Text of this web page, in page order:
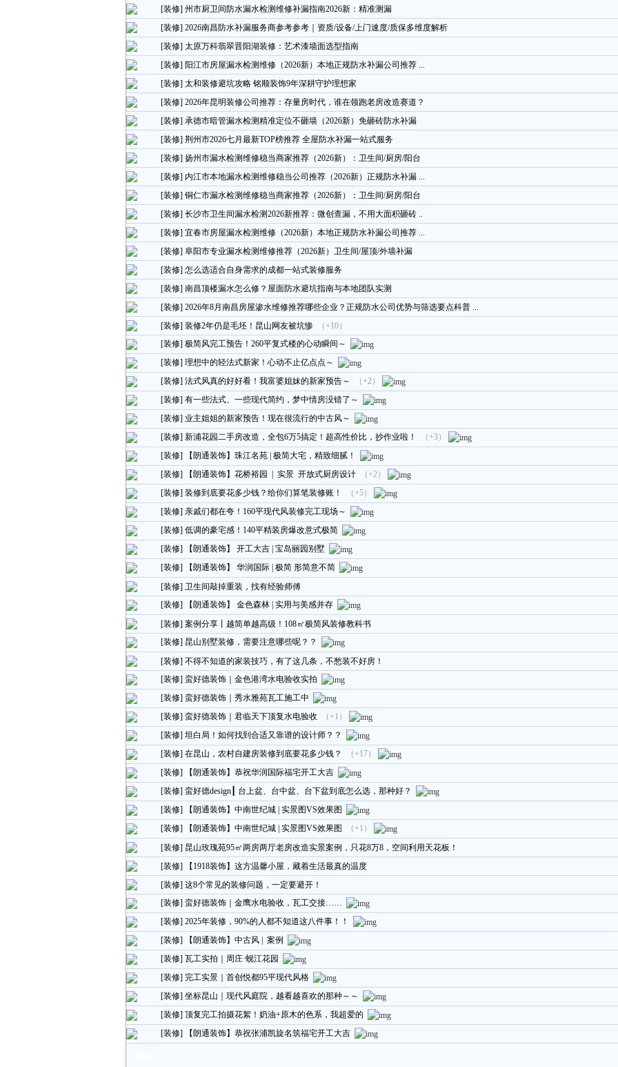
[装修] 州市厨卫间防水漏水检测维修补漏指南2026新：精准测漏
[装修] 2026南昌防水补漏服务商参考参考｜资质/设备/上门速度/质保多维度解析
[装修] 太原万科翡翠晋阳湖装修：艺术漆墙面选型指南
[装修] 阳江市房屋漏水检测维修（2026新）本地正规防水补漏公司推荐 ...
[装修] 太和装修避坑攻略 铭顺装饰9年深耕守护理想家
[装修] 2026年昆明装修公司推荐：存量房时代，谁在领跑老房改造赛道？
[装修] 承德市暗管漏水检测精准定位不砸墙（2026新）免砸砖防水补漏
[装修] 荆州市2026七月最新TOP榜推荐 全屋防水补漏一站式服务
[装修] 扬州市漏水检测维修稳当商家推荐（2026新）：卫生间/厨房/阳台
[装修] 内江市本地漏水检测维修稳当公司推荐（2026新）正规防水补漏 ...
[装修] 铜仁市漏水检测维修稳当商家推荐（2026新）：卫生间/厨房/阳台
[装修] 长沙市卫生间漏水检测2026新推荐：微创查漏，不用大面积砸砖 ..
[装修] 宜春市房屋漏水检测维修（2026新）本地正规防水补漏公司推荐 ...
[装修] 阜阳市专业漏水检测维修推荐（2026新）卫生间/屋顶/外墙补漏
[装修] 怎么选适合自身需求的成都一站式装修服务
[装修] 南昌顶楼漏水怎么修？屋面防水避坑指南与本地团队实测
[装修] 2026年8月南昌房屋渗水维修推荐哪些企业？正规防水公司优势与筛选要点科普 ...
[装修] 装修2年仍是毛坯！昆山网友被坑惨
（+10）
[装修] 极简风完工预告！260平复式楼的心动瞬间～
[装修] 理想中的轻法式新家！心动不止亿点点～
[装修] 法式风真的好好看！我富婆姐妹的新家预告～
（+2）
[装修] 有一些法式、一些现代简约，梦中情房没错了～
[装修] 业主姐姐的新家预告！现在很流行的中古风～
[装修] 新浦花园二手房改造，全包6万5搞定！超高性价比，抄作业啦！
（+3）
[装修]
【朗通装饰】珠江名苑 | 极简大宅，精致细腻！
[装修]
【朗通装饰】花桥裕园 | 实景 开放式厨房设计
（+2）
[装修] 装修到底要花多少钱？给你们算笔装修账！
（+5）
[装修] 亲戚们都在夸！160平现代风装修完工现场～
[装修] 低调的豪宅感！140平精装房爆改意式极简
[装修]
【朗通装饰】 开工大吉 | 宝岛丽园别墅
[装修]
【朗通装饰】 华润国际 | 极简 形简意不简
[装修] 卫生间敲掉重装，找有经验师傅
[装修]
【朗通装饰】 金色森林 | 实用与美感并存
[装修] 案例分享丨越简单越高级！108㎡极简风装修教科书
[装修] 昆山别墅装修，需要注意哪些呢？？
[装修] 不得不知道的家装技巧，有了这几条，不愁装不好房！
[装修] 蛮好德装饰｜金色港湾水电验收实拍
[装修] 蛮好德装饰｜秀水雅苑瓦工施工中
[装修] 蛮好德装饰｜君临天下顶复水电验收
（+1）
[装修] 坦白局！如何找到合适又靠谱的设计师？？
[装修] 在昆山，农村自建房装修到底要花多少钱？
（+17）
[装修]
【朗通装饰】恭祝华润国际福宅开工大吉
[装修] 蛮好德design┃ 台上盆、台中盆、台下盆到底怎么选，那种好？
[装修]
【朗通装饰】中南世纪城 | 实景图VS效果图
[装修]
【朗通装饰】中南世纪城 | 实景图VS效果图
（+1）
[装修] 昆山玫瑰苑95㎡两房两厅老房改造实景案例，只花8万8，空间利用天花板！
[装修]
【1918装饰】这方温馨小屋，藏着生活最真的温度
[装修] 这8个常见的装修问题，一定要避开！
[装修] 蛮好德装饰｜金鹰水电验收，瓦工交接……
[装修] 2025年装修，90%的人都不知道这八件事！！
[装修]
【朗通装饰】中古风 | 案例
[装修] 瓦工实拍｜周庄·蚬江花园
[装修] 完工实景｜首创悦都95平现代风格
[装修] 坐标昆山｜现代风庭院，越看越喜欢的那种～～
[装修] 顶复完工拍摄花絮！奶油+原木的色系，我超爱的
[装修]
【朗通装饰】恭祝张浦凯旋名筑福宅开工大吉